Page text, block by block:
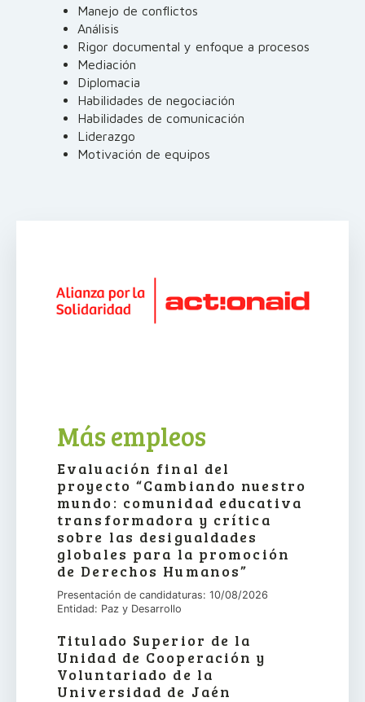
Manejo de conflictos
Análisis
Rigor documental y enfoque a procesos
Mediación
Diplomacia
Habilidades de negociación
Habilidades de comunicación
Liderazgo
Motivación de equipos
Más empleos
Evaluación final del
proyecto “Cambiando nuestro
mundo: comunidad educativa
transformadora y crítica
sobre las desigualdades
globales para la promoción
de Derechos Humanos”
Presentación de candidaturas: 10/08/2026
Entidad: Paz y Desarrollo
Titulado Superior de la
Unidad de Cooperación y
Voluntariado de la
Universidad de Jaén